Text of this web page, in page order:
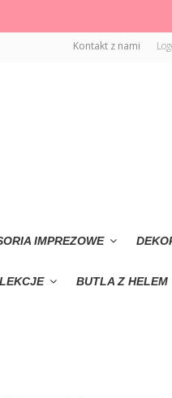
Kontakt z nami
IMPREZOWE
BUTLA Z HELEM